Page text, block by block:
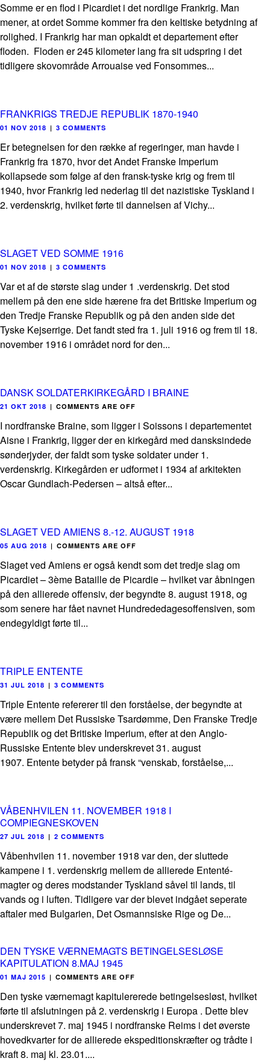
Somme er en flod i Picardiet i det nordlige Frankrig. Man
mener, at ordet Somme kommer fra den keltiske betydning af
rolighed. I Frankrig har man opkaldt et departement efter
floden. Floden er 245 kilometer lang fra sit udspring i det
tidligere skovområde Arrouaise ved Fonsommes...
FRANKRIGS TREDJE REPUBLIK 1870-1940
01 NOV 2018 | 3 COMMENTS
Er betegnelsen for den række af regeringer, man havde i
Frankrig fra 1870, hvor det Andet Franske Imperium
kollapsede som følge af den fransk-tyske krig og frem til
1940, hvor Frankrig led nederlag til det nazistiske Tyskland i
2. verdenskrig, hvilket førte til dannelsen af Vichy...
SLAGET VED SOMME 1916
01 NOV 2018 | 3 COMMENTS
Var et af de største slag under 1 .verdenskrig. Det stod
mellem på den ene side hærene fra det Britiske Imperium og
den Tredje Franske Republik og på den anden side det
Tyske Kejserrige. Det fandt sted fra 1. juli 1916 og frem til 18.
november 1916 i området nord for den...
DANSK SOLDATERKIRKEGÅRD I BRAINE
21 OKT 2018 | COMMENTS ARE OFF
I nordfranske Braine, som ligger i Soissons i departementet
Aisne i Frankrig, ligger der en kirkegård med dansksindede
sønderjyder, der faldt som tyske soldater under 1.
verdenskrig. Kirkegården er udformet i 1934 af arkitekten
Oscar Gundlach-Pedersen – altså efter...
SLAGET VED AMIENS 8.-12. AUGUST 1918
05 AUG 2018 | COMMENTS ARE OFF
Slaget ved Amiens er også kendt som det tredje slag om
Picardiet – 3ème Bataille de Picardie – hvilket var åbningen
på den allierede offensiv, der begyndte 8. august 1918, og
som senere har fået navnet Hundrededagesoffensiven, som
endegyldigt førte til...
TRIPLE ENTENTE
31 JUL 2018 | 3 COMMENTS
Triple Entente refererer til den forståelse, der begyndte at
være mellem Det Russiske Tsardømme, Den Franske Tredje
Republik og det Britiske Imperium, efter at den Anglo-
Russiske Entente blev underskrevet 31. august
1907. Entente betyder på fransk “venskab, forståelse,...
VÅBENHVILEN 11. NOVEMBER 1918 I
COMPIEGNESKOVEN
27 JUL 2018 | 2 COMMENTS
Våbenhvilen 11. november 1918 var den, der sluttede
kampene i 1. verdenskrig mellem de allierede Ententé-
magter og deres modstander Tyskland såvel til lands, til
vands og i luften. Tidligere var der blevet indgået seperate
aftaler med Bulgarien, Det Osmannsiske Rige og De...
DEN TYSKE VÆRNEMAGTS BETINGELSESLØSE
KAPITULATION 8.MAJ 1945
01 MAJ 2015 | COMMENTS ARE OFF
Den tyske værnemagt kapitulererede betingelsesløst, hvilket
førte til afslutningen på 2. verdenskrig i Europa . Dette blev
underskrevet 7. maj 1945 i nordfranske Reims i det øverste
hovedkvarter for de allierede ekspeditionskræfter og trådte i
kraft 8. maj kl. 23.01....